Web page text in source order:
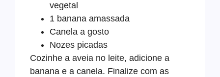
vegetal
1 banana amassada
Canela a gosto
Nozes picadas
Cozinhe a aveia no leite, adicione a
banana e a canela. Finalize com as